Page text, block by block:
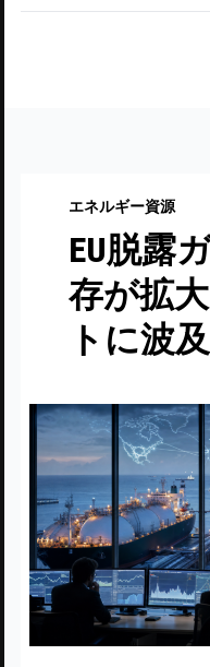
エネルギー資源
EU脱露
存が拡
トに波及